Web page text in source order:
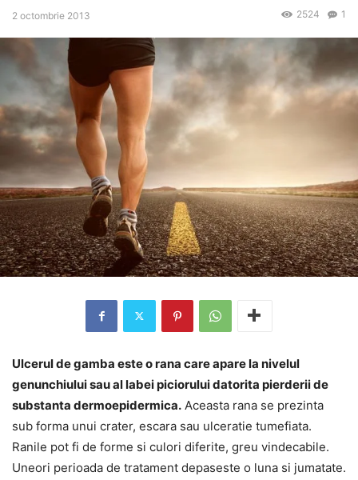
2 octombrie 2013 1
2524
Ulcerul de gamba este o rana care apare la nivelul
genunchiului sau al labei piciorului datorita pierderii de
substanta dermoepidermica. Aceasta rana se prezinta
sub forma unui crater, escara sau ulceratie tumefiata.
Ranile pot fi de forme si culori diferite, greu vindecabile.
Uneori perioada de tratament depaseste o luna si jumatate.